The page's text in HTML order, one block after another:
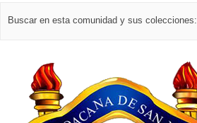
Buscar en esta comunidad y sus colecciones: